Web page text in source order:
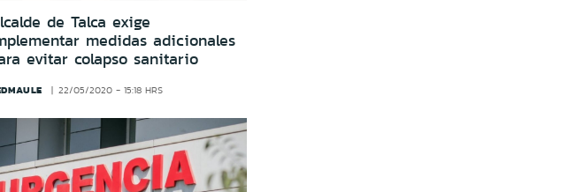
de Talca exige
medidas adicionales
evitar colapso sanitario
22/05/2020 - 15:18 HRS